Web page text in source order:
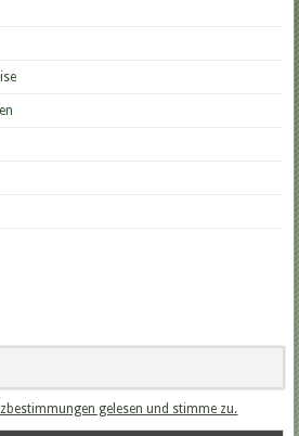
gelesen und stimme zu.